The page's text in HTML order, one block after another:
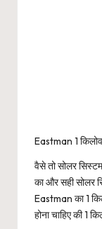
Eastman 1
वैसे तो सोलर
का और सही सोलर
Eastman का 1
होना चाहिए की 1